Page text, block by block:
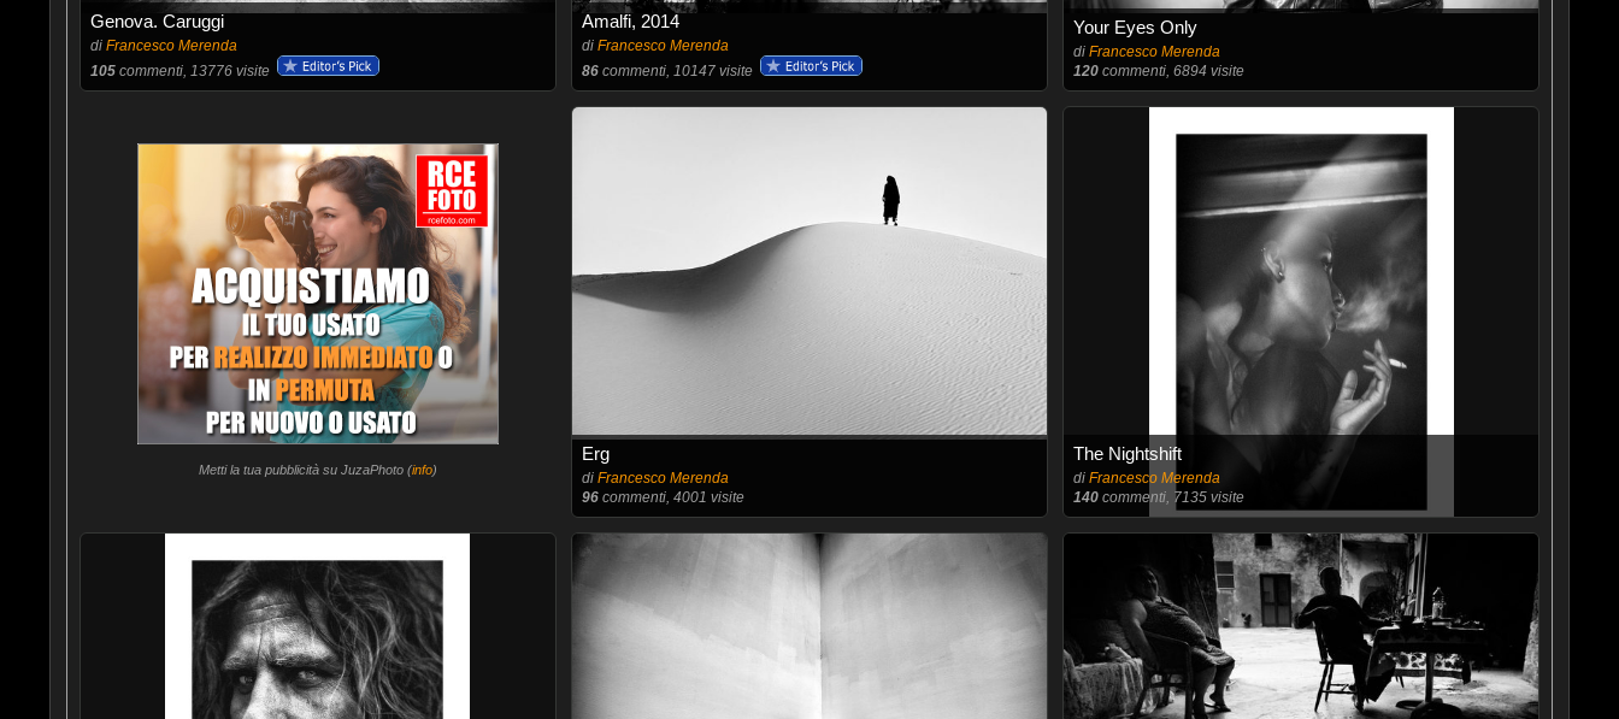
Genova. Caruggi
di Francesco Merenda
105commenti, 13776 visite
Amalfi, 2014
di Francesco Merenda
86commenti, 10147 visite
Your Eyes Only
diFrancesco Merenda
120 commenti, 6894 visite
Metti la tua pubblicità su JuzaPhoto (info)
Erg
di Francesco Merenda
96commenti, 4001 visite
The Nightshift
diFrancesco Merenda
140 commenti, 7135 visite